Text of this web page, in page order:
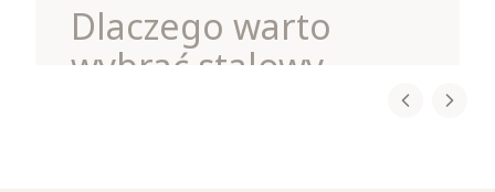
Dlaczego warto
wybrać stalowy
wieszak na spodnie?